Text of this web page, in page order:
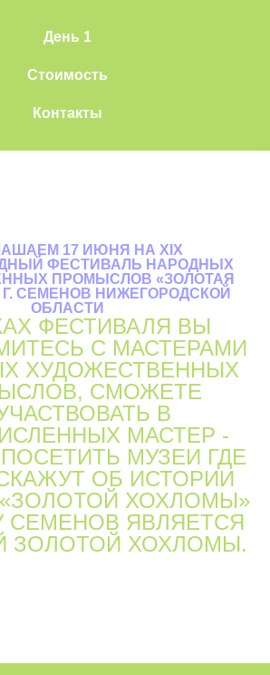
День 1
Стоимость
Контакты
17 ИЮНЯ НА XIX
ФЕСТИВАЛЬ НАРОДНЫХ
ПРОМЫСЛОВ «ЗОЛОТАЯ
СЕМЕНОВ НИЖЕГОРОДСКОЙ
ОБЛАСТИ
ФЕСТИВАЛЯ ВЫ
С МАСТЕРАМИ
ХУДОЖЕСТВЕННЫХ
СМОЖЕТЕ
В
МАСТЕР -
МУЗЕИ ГДЕ
ОБ ИСТОРИИ
ХОХЛОМЫ»
СЕМЕНОВ ЯВЛЯЕТСЯ
ЗОЛОТОЙ ХОХЛОМЫ.